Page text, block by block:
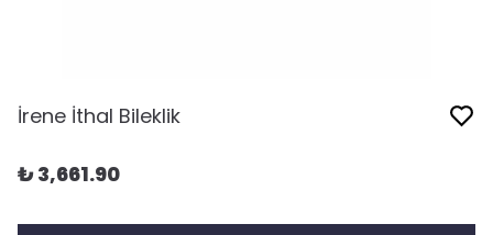
İrene İthal Bileklik
₺ 3,661.90